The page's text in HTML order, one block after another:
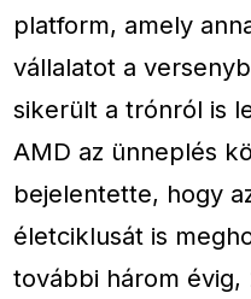
platform, amely
vállalatot a
sikerült a trónról is
AMD az ünneplés
bejelentette, hogy
életciklusát is
további három